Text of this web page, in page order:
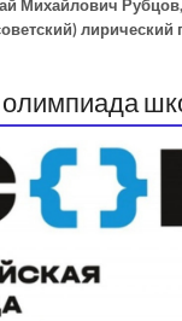
Михайлович Рубцов,
лирический